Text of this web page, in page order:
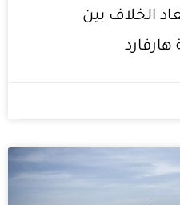
الخلاف بين